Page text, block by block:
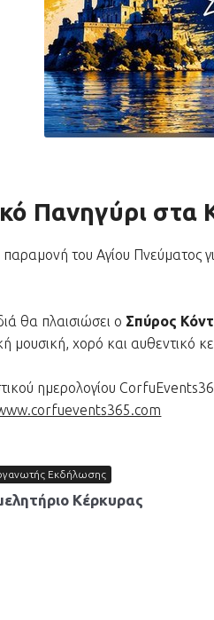
Πανηγύρι στα
του Αγίου Πνεύματος
θα πλαισιώσει ο Σπύρος
μουσική, χορό και αυθεντικό
ημερολογίου
Εκδήλωσης
Κέρκυρας